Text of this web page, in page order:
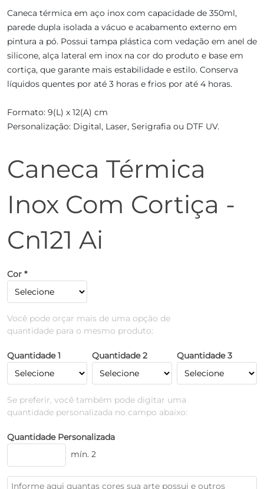
Caneca térmica em aço inox com capacidade de 350ml,
parede dupla isolada a vácuo e acabamento externo em
pintura a pó. Possui tampa plástica com vedação em anel de
silicone, alça lateral em inox na cor do produto e base em
cortiça, que garante mais estabilidade e estilo. Conserva
líquidos quentes por até 3 horas e frios por até 4 horas.
Formato: 9(L) x 12(A) cm
Personalização: Digital, Laser, Serigrafia ou DTF UV.
Caneca Térmica
Inox Com Cortiça -
Cn121 Ai
Cor *
Você pode orçar mais de uma opção de
quantidade para o mesmo produto:
Quantidade 1 Quantidade 2 Quantidade 3
Se preferir, você também pode digitar uma
quantidade personalizada no campo abaixo:
Quantidade Personalizada
mín. 2